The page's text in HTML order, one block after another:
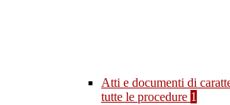
Atti e documenti di
tutte le procedure 1